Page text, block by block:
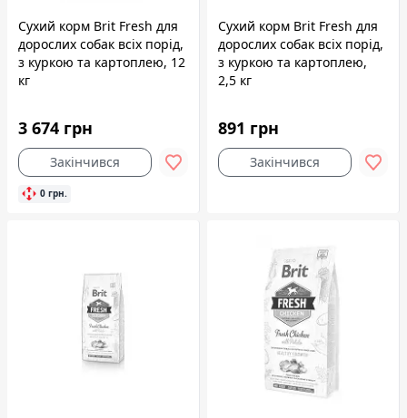
Сухий корм Brit Fresh для
дорослих собак всіх порід,
з куркою та картоплею, 12
кг
3 674 грн
Закінчився
0 грн.
Сухий корм Brit Fresh для
дорослих собак всіх порід,
з куркою та картоплею,
2,5 кг
891 грн
Закінчився